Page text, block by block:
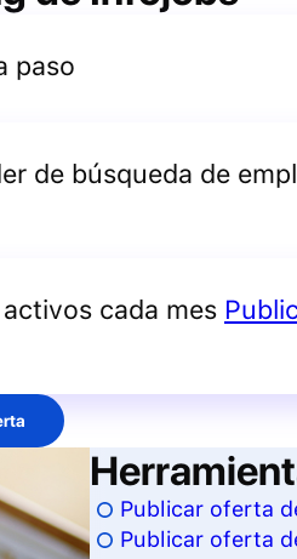
paso
de búsqueda de
cada mes
Publicar oferta
Publicar oferta